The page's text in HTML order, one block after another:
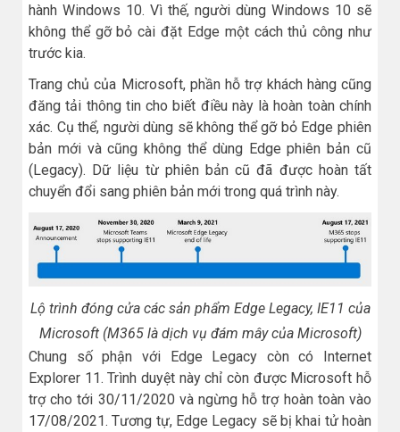
hành Windows 10. Vì thế, người dùng Windows 10 sẽ
không thể gỡ bỏ cài đặt Edge một cách thủ công như
trước kia.
Trang chủ của Microsoft, phần hỗ trợ khách hàng cũng
đăng tải thông tin cho biết điều này là hoàn toàn chính
xác. Cụ thể, người dùng sẽ không thể gỡ bỏ Edge phiên
bản mới và cũng không thể dùng Edge phiên bản cũ
(Legacy). Dữ liệu từ phiên bản cũ đã được hoàn tất
chuyển đổi sang phiên bản mới trong quá trình này.
Lộ trình đóng cửa các sản phẩm Edge Legacy, IE11 của
Microsoft (M365 là dịch vụ đám mây của Microsoft)
Chung số phận với Edge Legacy còn có Internet
Explorer 11. Trình duyệt này chỉ còn được Microsoft hỗ
trợ cho tới 30/11/2020 và ngừng hỗ trợ hoàn toàn vào
17/08/2021. Tương tự, Edge Legacy sẽ bị khai tử hoàn